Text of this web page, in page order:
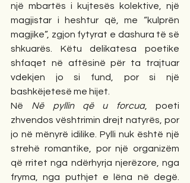
një mbartës i kujtesës kolektive, një
magjistar i heshtur që, me “kulprën
magjike”, zgjon fytyrat e dashura të së
shkuarës. Këtu delikatesa poetike
shfaqet në aftësinë për ta trajtuar
vdekjen jo si fund, por si një
bashkëjetesë me hijet.
Në Në pyllin që u forcua, poeti
zhvendos vështrimin drejt natyrës, por
jo në mënyrë idilike. Pylli nuk është një
strehë romantike, por një organizëm
që rritet nga ndërhyrja njerëzore, nga
fryma, nga puthjet e lëna në degë.